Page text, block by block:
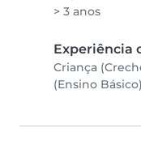
> 3 anos
Experiência
Criança
(Ensino Básico)